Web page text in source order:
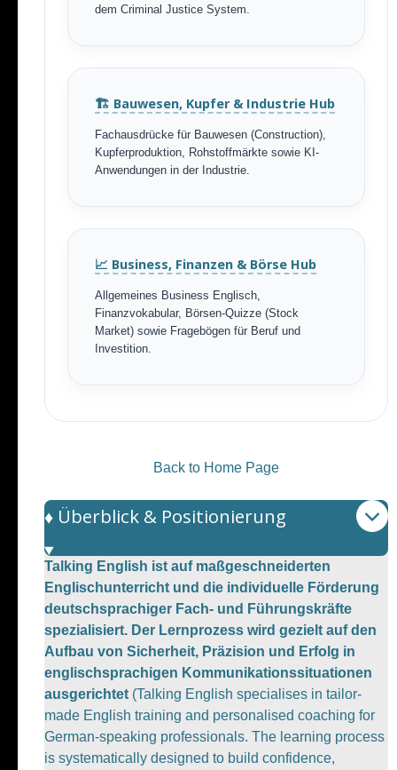
dem Criminal Justice System.
🏗️ Bauwesen, Kupfer & Industrie Hub
Fachausdrücke für Bauwesen (Construction),
Kupferproduktion, Rohstoffmärkte sowie KI-
Anwendungen in der Industrie.
📈 Business, Finanzen & Börse Hub
Allgemeines Business Englisch,
Finanzvokabular, Börsen-Quizze (Stock
Market) sowie Fragebögen für Beruf und
Investition.
Back to Home Page
♦️ Überblick & Positionierung
Talking English ist auf maßgeschneiderten
Englischunterricht und die individuelle Förderung
deutschsprachiger Fach- und Führungskräfte
spezialisiert. Der Lernprozess wird gezielt auf den
Aufbau von Sicherheit, Präzision und Erfolg in
englischsprachigen Kommunikationssituationen
ausgerichtet (Talking English specialises in tailor-
made English training and personalised coaching for
German-speaking professionals. The learning process
is systematically designed to build confidence,